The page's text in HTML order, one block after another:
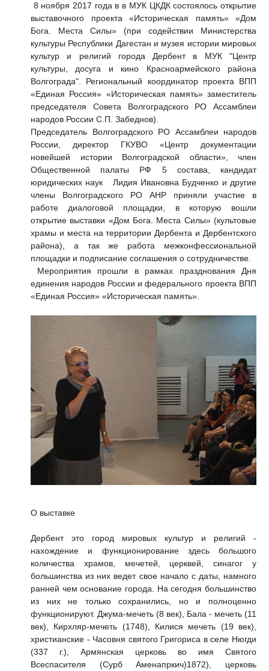
8 ноября 2017 года в в МУК ЦКДК состоялось открытие
выставочного проекта «Историческая память» «Дом
Бога. Места Силы» (при содействии Министерства
культуры Республики Дагестан и музея истории мировых
культур и религий города Дербент в МУК "Центр
культуры, досуга и кино Красноармейского района
Волгограда". Региональный координатор проекта ВПП
«Единая Россия» «Историческая память» заместитель
председателя Совета Волгоградского РО Ассамблеи
народов России С.П. Забеднов).
Председатель Волгоградского РО Ассамблеи народов
России, директор ГКУВО «Центр документации
новейшей истории Волгоградской области», член
Общественной палаты РФ 5 состава, кандидат
юридических наук Лидия Ивановна Будченко и другие
члены Волгоградского РО АНР приняли участие в
работе диалоговой площадки, в которую вошли
открытие выставки «Дом Бога. Места Силы» (культовые
храмы и места на территории Дербента и Дербентского
района), а так же работа межконфессиональной
площадки и подписание соглашения о сотрудничестве.
Мероприятия прошли в рамках празднования Дня
единения народов России и федерального проекта ВПП
«Единая Россия» «Историческая память».
О выставке
Дербент это город мировых культур и религий -
нахождение и функционирование здесь большого
количества храмов, мечетей, церквей, синагог у
большинства из них ведет свое начало с даты, намного
ранней чем основание города. На сегодня большинство
из них не только сохранились, но и полноценно
функционируют. Джума-мечеть (8 век), Бала - мечеть (11
век), Кирхляр-мечеть (1748), Килися мечеть (19 век),
христианские - Часовня святого Григориса в селе Нюгди
(337 г.), Армянская церковь во имя Святого
Всеспасителя (Сурб Аменапркич)1872), церковь